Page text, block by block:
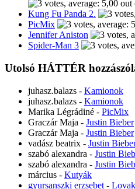
Kung Fu Panda 2.
PicMix
Jennifer Aniston
Spider-Man 3
Utolsó HÁTTÉR
juhasz.balazs - Kamionok
juhasz.balazs - Kamionok
Marika Légrádiné - PicMix
Graczár Maja - Justin Bieber
Graczár Maja - Justin Bieber
vadász beatrix - Justin
szabó alexandra - Justin
szabó alexandra - Justin
március - Kutyák
gyursanszki erzsebet - Lovak